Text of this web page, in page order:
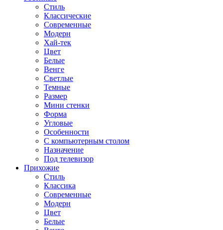
Стиль
Классические
Современные
Модерн
Хай-тек
Цвет
Белые
Венге
Светлые
Темные
Размер
Мини стенки
Форма
Угловые
Особенности
С компьютерным столом
Назначение
Под телевизор
Прихожие
Стиль
Классика
Современные
Модерн
Цвет
Белые